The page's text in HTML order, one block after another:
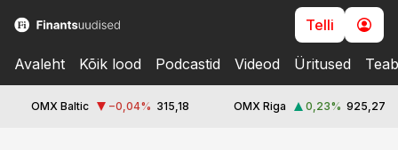
Telli
Avaleht Kõik lood Podcastid Videod Üritused
OMX Baltic −0,04% 315,18 OMX Riga 0,23% 925,27